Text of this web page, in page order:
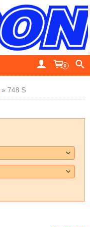
0
» 748 S